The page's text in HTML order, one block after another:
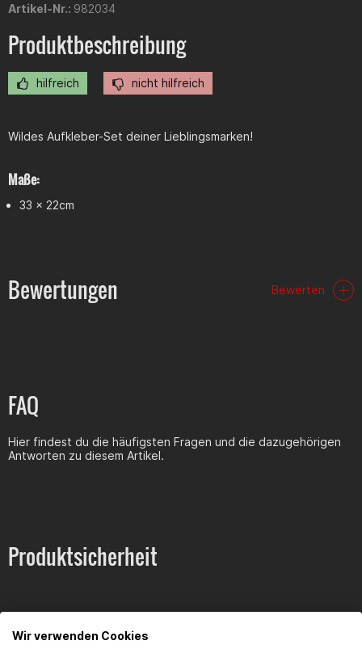
Artikel-Nr.: 982034
Produktbeschreibung
hilfreich nicht hilfreich
Wildes Aufkleber-Set deiner Lieblingsmarken!
Maße:
33 x 22cm
Bewertungen Bewerten
FAQ
Hier findest du die häufigsten Fragen und die dazugehörigen
Antworten zu diesem Artikel.
Produktsicherheit
Wir verwenden Cookies